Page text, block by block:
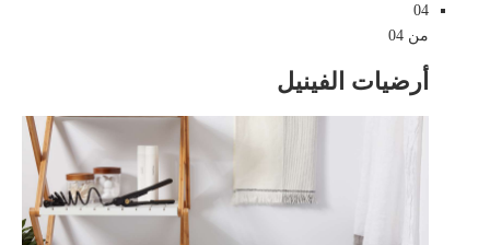
04
من 04
أرضيات الفينيل